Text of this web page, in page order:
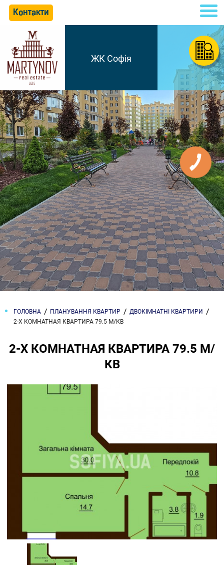
Контакти
ЖК Софія
ГОЛОВНА ПЛАНУВАННЯ КВАРТИР
ДВОКІМНАТНІ КВАРТИРИ
2-Х КОМНАТНАЯ КВАРТИРА 79.5 М/КВ
2-Х КОМНАТНАЯ КВАРТИРА 79.5 М/
КВ